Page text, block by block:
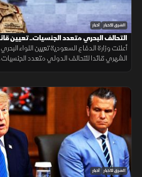
الشرق للأخبار أخبار
التحالف البحري متعدد الجنسيات.. تعيين
أعلنت وزارة الدفاع السعودية تعيين اللواء
الشهري قائدا للتحالف الدولي متعدد
الشرق للأخبار أخبار